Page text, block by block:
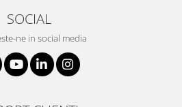
SOCIAL
ne in social media